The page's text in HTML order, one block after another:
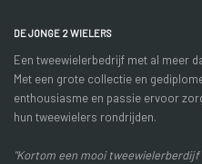
DE JONGE 2 WIELERS
Een tweewielerbedrijf met al meer
Met een grote collectie en
enthousiasme en passie ervoor
hun tweewielers rondrijden.
"Kortom een mooi